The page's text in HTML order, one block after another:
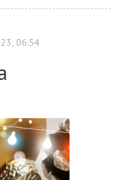
06:54